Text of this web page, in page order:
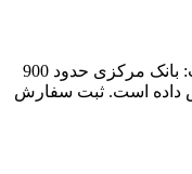
مهدی ضیغمی در گفت وگو با فارس گفت: بانک مرکزی حدود 900
داده است. ثبت سفارش